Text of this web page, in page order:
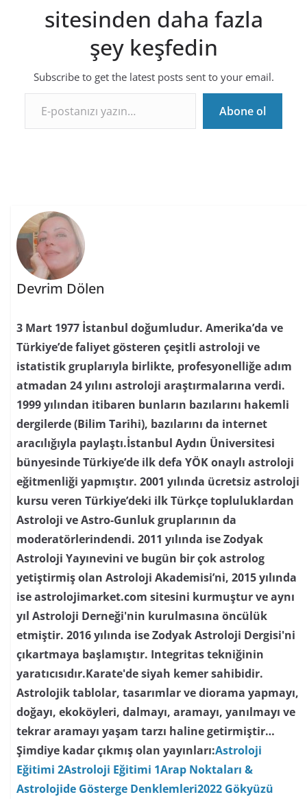
sitesinden daha fazla
şey keşfedin
Subscribe to get the latest posts sent to your email.
E-postanızı yazın…
Abone ol
Devrim Dölen
3 Mart 1977 İstanbul doğumludur. Amerika’da ve
Türkiye’de faliyet gösteren çeşitli astroloji ve
istatistik gruplarıyla birlikte, profesyonelliğe adım
atmadan 24 yılını astroloji araştırmalarına verdi.
1999 yılından itibaren bunların bazılarını hakemli
dergilerde (Bilim Tarihi), bazılarını da internet
aracılığıyla paylaştı.İstanbul Aydın Üniversitesi
bünyesinde Türkiye’de ilk defa YÖK onaylı astroloji
eğitmenliği yapmıştır. 2001 yılında ücretsiz astroloji
kursu veren Türkiye’deki ilk Türkçe topluluklardan
Astroloji ve Astro-Gunluk gruplarının da
moderatörlerindendi. 2011 yılında ise Zodyak
Astroloji Yayınevini ve bugün bir çok astrolog
yetiştirmiş olan Astroloji Akademisi’ni, 2015 yılında
ise astrolojimarket.com sitesini kurmuştur ve aynı
yıl Astroloji Derneği'nin kurulmasına öncülük
etmiştir. 2016 yılında ise Zodyak Astroloji Dergisi'ni
çıkartmaya başlamıştır. Integritas tekniğinin
yaratıcısıdır.Karate'de siyah kemer sahibidir.
Astrolojik tablolar, tasarımlar ve diorama yapmayı,
doğayı, ekoköyleri, dalmayı, aramayı, yanılmayı ve
tekrar aramayı yaşam tarzı haline getirmiştir…
Şimdiye kadar çıkmış olan yayınları:Astroloji
Eğitimi 2Astroloji Eğitimi 1Arap Noktaları &
Astrolojide Gösterge Denklemleri2022 Gökyüzü